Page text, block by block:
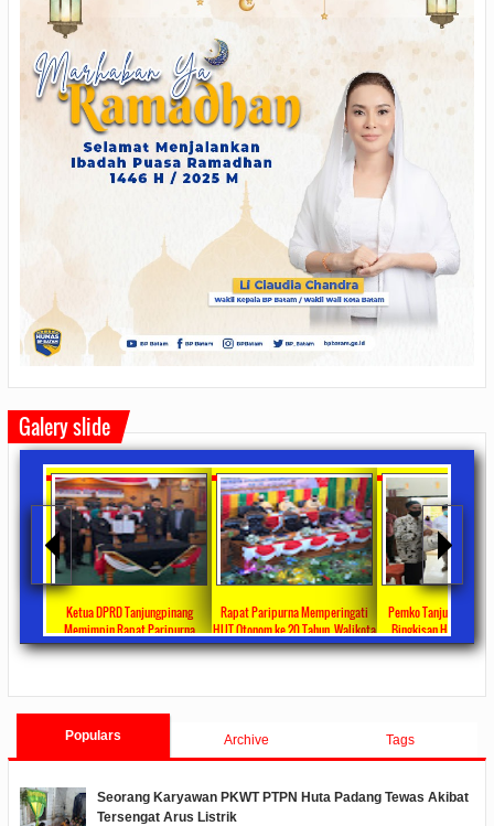
Galery slide
Ketua DPRD Tanjungpinang
Memimpin Rapat Paripurna
Pengesahan Ranperda Perubahan
Rapat Paripurna Memperingati
HUT Otonom ke 20 Tahun, Walikota
Rahma Paparkan Capaian
Pemko Tanjung
Bingkisan Hari Raya
Untuk Masyarakat
Populars Archive Tags
Seorang Karyawan PKWT PTPN Huta Padang Tewas Akibat
Tersengat Arus Listrik